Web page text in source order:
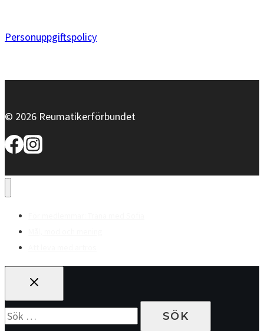
Personuppgiftspolicy
© 2026 Reumatikerförbundet
Sök
efter: